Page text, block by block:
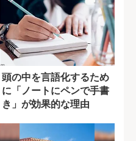
頭の中を言語化するため
に「ノートにペンで手書
き」が効果的な理由